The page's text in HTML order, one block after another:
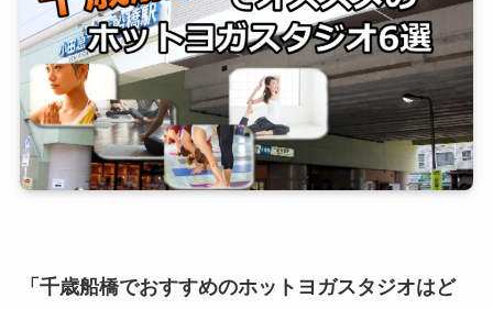
「千歳船橋でおすすめのホットヨガスタジオはど